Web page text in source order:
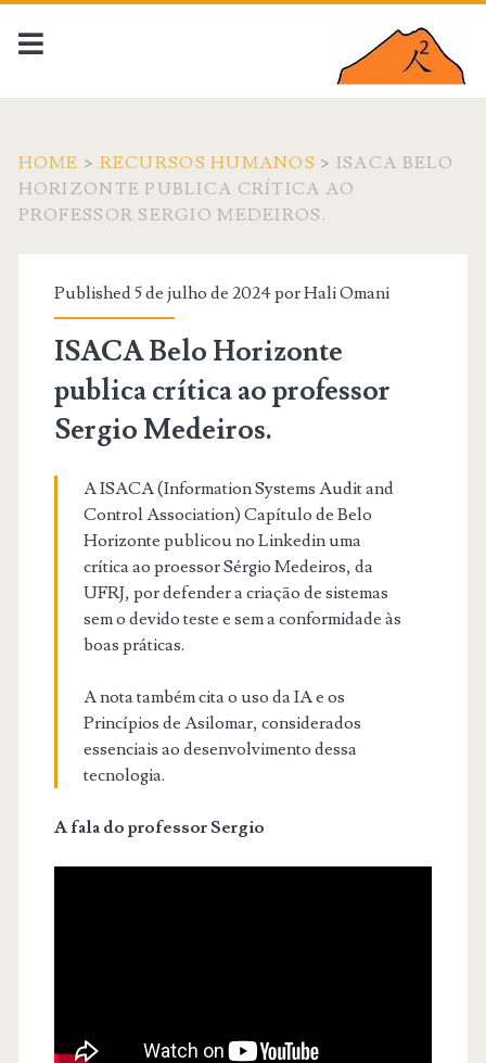
HOME > RECURSOS HUMANOS > ISACA BELO
HORIZONTE PUBLICA CRÍTICA AO
PROFESSOR SERGIO MEDEIROS.
Published 5 de julho de 2024 porHali Omani
ISACA Belo Horizonte
publica crítica ao professor
Sergio Medeiros.
A ISACA (Information Systems Audit and
Control Association) Capítulo de Belo
Horizonte publicou no Linkedin uma
crítica ao proessor Sérgio Medeiros, da
UFRJ, por defender a criação de sistemas
sem o devido teste e sem a conformidade às
boas práticas.
A nota também cita o uso da IA e os
Princípios de Asilomar, considerados
essenciais ao desenvolvimento dessa
tecnologia.
A fala do professor Sergio